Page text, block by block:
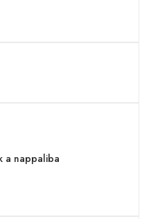
a nappaliba